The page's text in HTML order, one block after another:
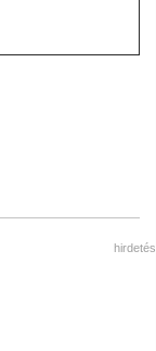
hirdetés